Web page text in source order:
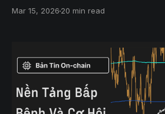
quá đông đúc, trong khi biến động
Mar 15, 2026 20 min read